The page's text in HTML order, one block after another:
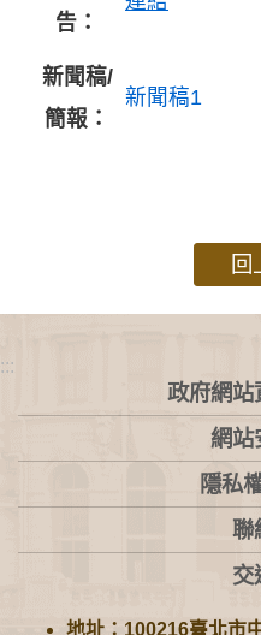
告：
新聞稿/
簡報：
新聞稿1
回
:::
政府網站
網站
隱私
聯
交
地址：100216臺北市